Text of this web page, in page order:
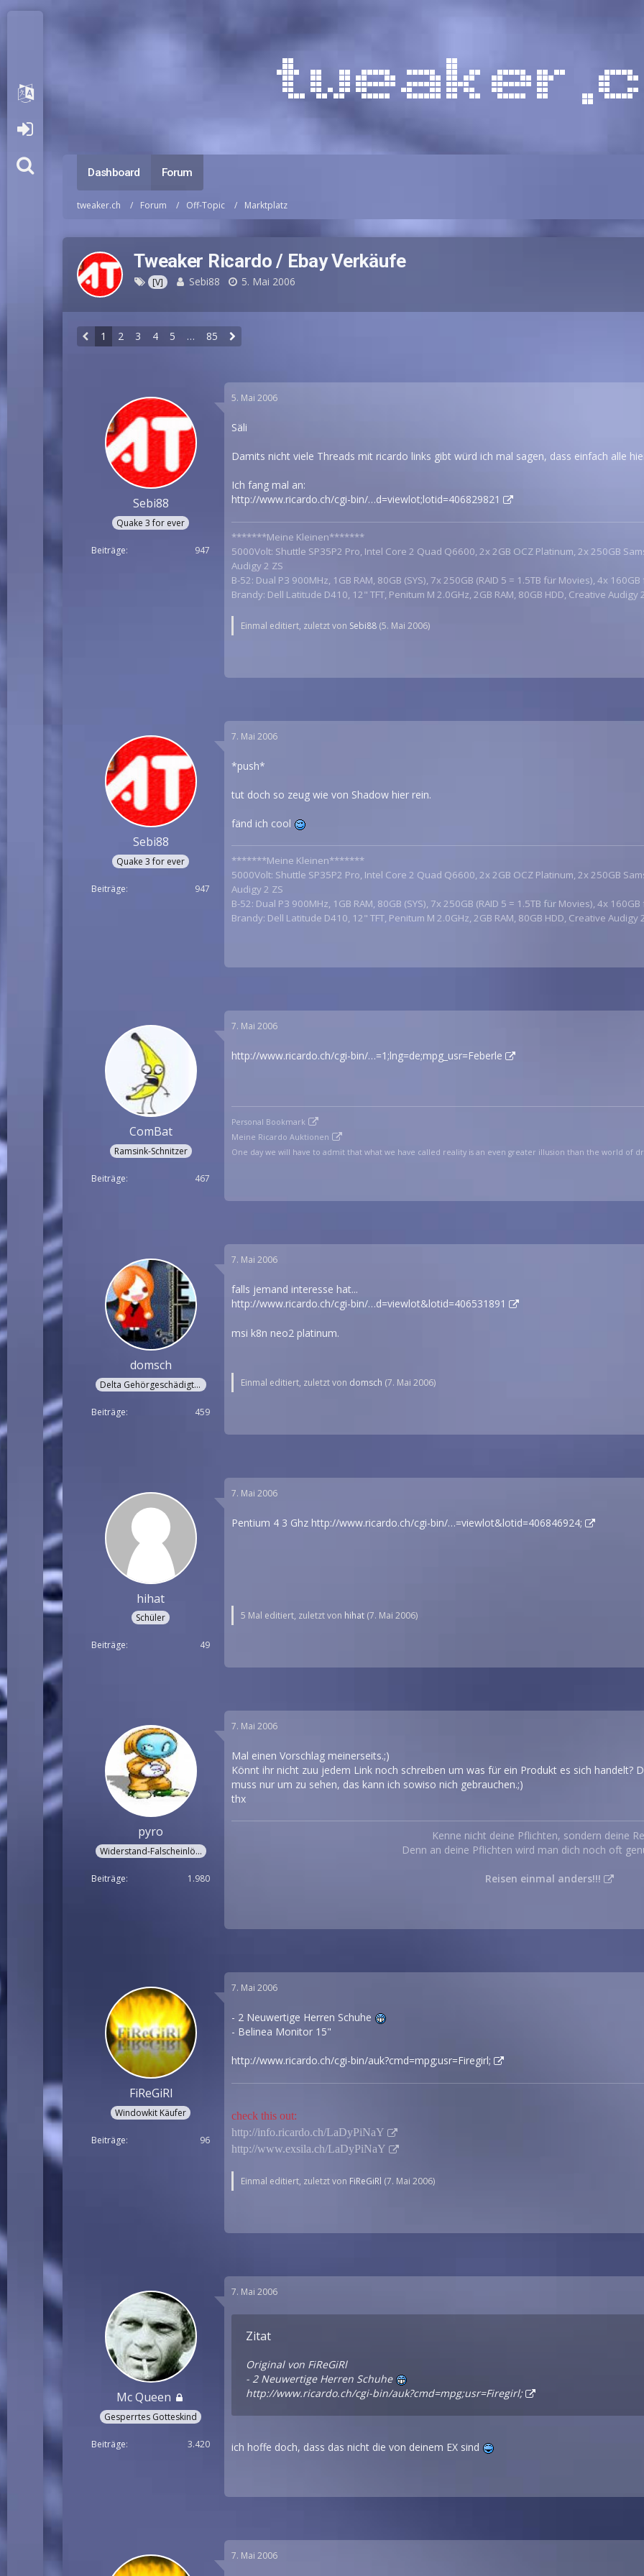
Dashboard Forum
tweaker.ch Forum Off-Topic Marktplatz
Tweaker Ricardo / Ebay Verkäufe
[V] Sebi88 5. Mai 2006
1 2 3 4 5 … 85
Sebi88
Quake 3 for ever
Beiträge 947
5. Mai 2006
Säli
Damits nicht viele Threads mit ricardo links gibt würd ich mal sagen, dass einfach alle
Ich fang mal an:
http://www.ricardo.ch/cgi-bin/…d=viewlot;lotid=406829821
*******Meine Kleinen*******
5000Volt: Shuttle SP35P2 Pro, Intel Core 2 Quad Q6600, 2x 2GB OCZ Platinum, 2x 250GB
Audigy 2 ZS
B-52: Dual P3 900MHz, 1GB RAM, 80GB (SYS), 7x 250GB (RAID 5 = 1.5TB für Movies), 4x
Brandy: Dell Latitude D410, 12" TFT, Penitum M 2.0GHz, 2GB RAM, 80GB HDD, Creative Audigy
Einmal editiert, zuletzt von Sebi88 (5. Mai 2006)
Sebi88
Quake 3 for ever
Beiträge 947
7. Mai 2006
*push*
tut doch so zeug wie von Shadow hier rein.
fänd ich cool
*******Meine Kleinen*******
5000Volt: Shuttle SP35P2 Pro, Intel Core 2 Quad Q6600, 2x 2GB OCZ Platinum, 2x 250GB
Audigy 2 ZS
B-52: Dual P3 900MHz, 1GB RAM, 80GB (SYS), 7x 250GB (RAID 5 = 1.5TB für Movies), 4x
Brandy: Dell Latitude D410, 12" TFT, Penitum M 2.0GHz, 2GB RAM, 80GB HDD, Creative Audigy
ComBat
Ramsink-Schnitzer
Beiträge 467
7. Mai 2006
http://www.ricardo.ch/cgi-bin/…=1;lng=de;mpg_usr=Feberle
Personal Bookmark
Meine Ricardo Auktionen
One day we will have to admit that what we have called reality is an even greater illusion than the world of
domsch
Delta Gehörgeschädigter
Beiträge 459
7. Mai 2006
falls jemand interesse hat...
http://www.ricardo.ch/cgi-bin/…d=viewlot&lotid=406531891
msi k8n neo2 platinum.
Einmal editiert, zuletzt von domsch (7. Mai 2006)
hihat
Schüler
Beiträge 49
7. Mai 2006
Pentium 4 3 Ghz http://www.ricardo.ch/cgi-bin/…=viewlot&lotid=406846924;
5 Mal editiert, zuletzt von hihat (7. Mai 2006)
pyro
Widerstand-Falscheinlöter
Beiträge 1.980
7. Mai 2006
Mal einen Vorschlag meinerseits.;)
Könnt ihr nicht zuu jedem Link noch schreiben um was für ein Produkt es sich handelt?
muss nur um zu sehen, das kann ich sowiso nich gebrauchen.;)
thx
Kenne nicht deine Pflichten, sondern deine
Denn an deine Pflichten wird man dich noch oft
Reisen einmal anders!!!
FiReGiRl
Windowkit Käufer
Beiträge 96
7. Mai 2006
- 2 Neuwertige Herren Schuhe
- Belinea Monitor 15"
http://www.ricardo.ch/cgi-bin/auk?cmd=mpg;usr=Firegirl;
check this out:
http://info.ricardo.ch/LaDyPiNaY
http://www.exsila.ch/LaDyPiNaY
Einmal editiert, zuletzt von FiReGiRl (7. Mai 2006)
Mc Queen
Gesperrtes Gotteskind
Beiträge 3.420
7. Mai 2006
Zitat
Original von FiReGiRl
- 2 Neuwertige Herren Schuhe
http://www.ricardo.ch/cgi-bin/auk?cmd=mpg;usr=Firegirl;
ich hoffe doch, dass das nicht die von deinem EX sind
7. Mai 2006